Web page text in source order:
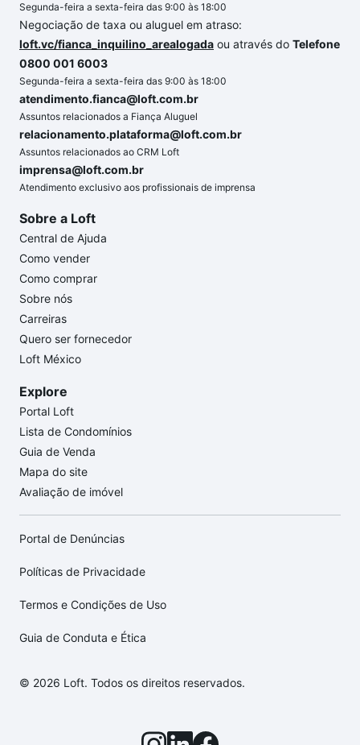
Segunda-feira a sexta-feira das 9:00 às 18:00
Negociação de taxa ou aluguel em atraso:
loft.vc/fianca_inquilino_arealogada ou através do Telefone
0800 001 6003
Segunda-feira a sexta-feira das 9:00 às 18:00
atendimento.fianca@loft.com.br
Assuntos relacionados a Fiança Aluguel
relacionamento.plataforma@loft.com.br
Assuntos relacionados ao CRM Loft
imprensa@loft.com.br
Atendimento exclusivo aos profissionais de imprensa
Sobre a Loft
Central de Ajuda
Como vender
Como comprar
Sobre nós
Carreiras
Quero ser fornecedor
Loft México
Explore
Portal Loft
Lista de Condomínios
Guia de Venda
Mapa do site
Avaliação de imóvel
Portal de Denúncias
Políticas de Privacidade
Termos e Condições de Uso
Guia de Conduta e Ética
© 2026 Loft. Todos os direitos reservados.